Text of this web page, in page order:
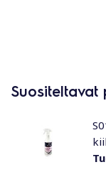
Suositeltavat